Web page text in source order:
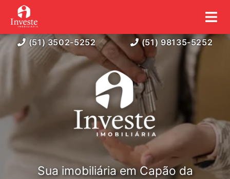
(51) 3502-5252 (51) 98135-5252
Sua imobiliária em Capão da